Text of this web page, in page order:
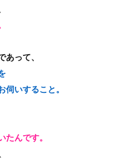
あって、
いすること。
んです。